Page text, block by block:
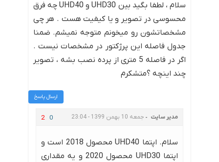
سلام ، لطفا بگید بین UHD30 و UHD40 چه فرق
محسوسی در تصویر و یا کیفیت هست . هر چی
مشخصاتشون رو میخونم متوجه نمیشم. ضمنا
جدول فاصله این پرژکتور در مشخصات نیست .
اگر در فاصله 5 متری از پرده نصب بشه ، تصویر
چند اینچه ؟متشکرم
ارسال پاسخ
مدیر سایت جمعه 10 بهمن 1399 - 23:04 2 0
سلام. اپتما UHD40 محصول 2018 است و
اپتما UHD30 محصول 2020 و یه مقداری